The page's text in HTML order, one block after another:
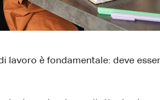
lavoro è fondamentale: deve